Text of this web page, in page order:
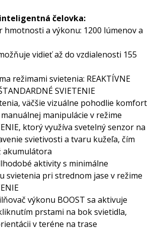
čelovka:
hmotnosti a výkonu: 1200 lúmenov a
vidieť až do vzdialenosti 155
režimami svietenia: REAKTÍVNE
SVIETENIE
väčšie vizuálne pohodlie komfort
manipulácie v režime
ktorý využíva svetelný senzor na
svietivosti a tvaru kužeľa, čím
akumulátora
aktivity s minimálne
svietenia pri strednom jase v režime
výkonu BOOST sa aktivuje
prstami na bok svietidla,
v teréne na trase